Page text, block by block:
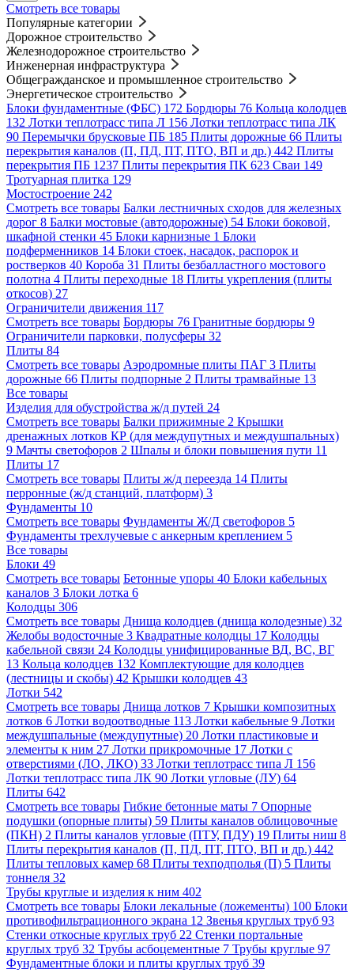
Смотреть все товары
Популярные категории
Дорожное строительство
Железнодорожное строительство
Инженерная инфраструктура
Общегражданское и промышленное строительство
Энергетическое строительство
Блоки фундаментные (ФБС) 172 Бордюры 76 Кольца колодцев
132 Лотки теплотрасс типа Л 156 Лотки теплотрасс типа ЛК
90 Перемычки брусковые ПБ 185 Плиты дорожные 66 Плиты
перекрытия каналов (П, ПД, ПТ, ПТО, ВП и др.) 442 Плиты
перекрытия ПБ 1237 Плиты перекрытия ПК 623 Сваи 149
Тротуарная плитка 129
Мостостроение 242
Смотреть все товары Балки лестничных сходов для железных
дорог 8 Балки мостовые (автодорожные) 54 Блоки боковой,
шкафной стенки 45 Блоки карнизные 1 Блоки
подферменников 14 Блоки стоек, насадок, распорок и
ростверков 40 Короба 31 Плиты безбалластного мостового
полотна 4 Плиты переходные 18 Плиты укрепления (плиты
откосов) 27
Ограничители движения 117
Смотреть все товары Бордюры 76 Гранитные бордюры 9
Ограничители парковки, полусферы 32
Плиты 84
Смотреть все товары Аэродромные плиты ПАГ 3 Плиты
дорожные 66 Плиты подпорные 2 Плиты трамвайные 13
Все товары
Изделия для обустройства ж/д путей 24
Смотреть все товары Балки прижимные 2 Крышки
дренажных лотков КР (для междупутных и междушпальных)
9 Мачты светофоров 2 Шпалы и блоки повышения пути 11
Плиты 17
Смотреть все товары Плиты ж/д переезда 14 Плиты
перронные (ж/д станций, платформ) 3
Фундаменты 10
Смотреть все товары Фундаменты Ж/Д светофоров 5
Фундаменты трехлучевые с анкерным креплением 5
Все товары
Блоки 49
Смотреть все товары Бетонные упоры 40 Блоки кабельных
каналов 3 Блоки лотка 6
Колодцы 306
Смотреть все товары Днища колодцев (днища колодезные) 32
Желобы водосточные 3 Квадратные колодцы 17 Колодцы
кабельной связи 24 Колодцы унифицированные ВД, ВС, ВГ
13 Кольца колодцев 132 Комплектующие для колодцев
(лестницы и скобы) 42 Крышки колодцев 43
Лотки 542
Смотреть все товары Днища лотков 7 Крышки композитных
лотков 6 Лотки водоотводные 113 Лотки кабельные 9 Лотки
междушпальные (междупутные) 20 Лотки пластиковые и
элементы к ним 27 Лотки прикромочные 17 Лотки с
отверстиями (ЛО, ЛКО) 33 Лотки теплотрасс типа Л 156
Лотки теплотрасс типа ЛК 90 Лотки угловые (ЛУ) 64
Плиты 642
Смотреть все товары Гибкие бетонные маты 7 Опорные
подушки (опорные плиты) 59 Плиты каналов облицовочные
(ПКН) 2 Плиты каналов угловые (ПТУ, ПДУ) 19 Плиты ниш 8
Плиты перекрытия каналов (П, ПД, ПТ, ПТО, ВП и др.) 442
Плиты тепловых камер 68 Плиты техподполья (П) 5 Плиты
тоннеля 32
Трубы круглые и изделия к ним 402
Смотреть все товары Блоки лекальные (ложементы) 100 Блоки
противофильтрационного экрана 12 Звенья круглых труб 93
Стенки откосные круглых труб 22 Стенки портальные
круглых труб 32 Трубы асбоцементные 7 Трубы круглые 97
Фундаментные блоки и плиты круглых труб 39